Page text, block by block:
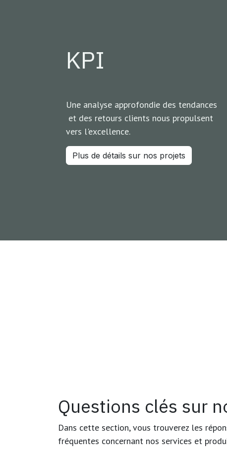
KPI
Une analyse approfondie des tendances
et des retours clients nous propulsent
vers l'excellence.
Plus de détails sur nos projets
Questions clés sur
Dans cette section, vous trouverez les
fréquentes concernant nos services et